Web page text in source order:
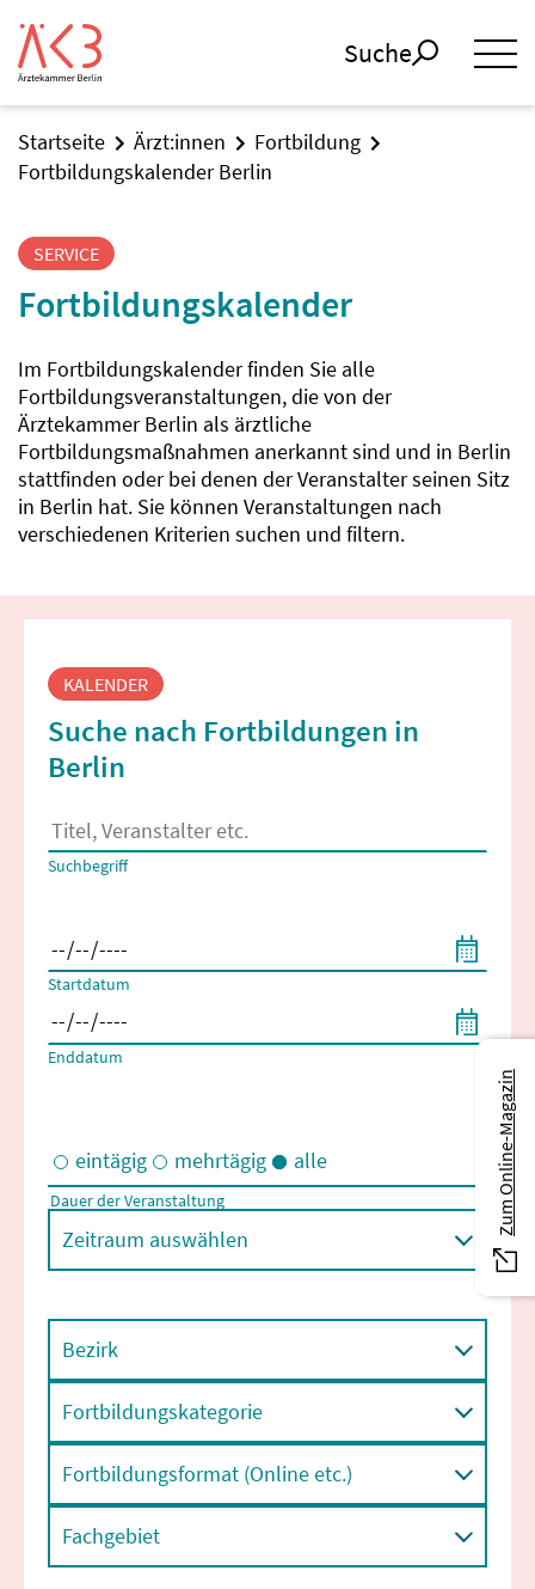
Suche
Startseite Ärzt:innen
Fortbildung
Fortbildungskalender Berlin
SERVICE
Fortbildungskalender
Im Fortbildungskalender finden Sie alle
Fortbildungsveranstaltungen, die von der
Ärztekammer Berlin als ärztliche
Fortbildungsmaßnahmen anerkannt sind und in Berlin
stattfinden oder bei denen der Veranstalter seinen Sitz
in Berlin hat. Sie können Veranstaltungen nach
verschiedenen Kriterien suchen und filtern.
Fortbildungssuche
KALENDER
Suche nach Fortbildungen in
Berlin
Es erscheinen Suchvorschläge, wenn mindestens 2 Zeichen
Suchbegriff
Startdatum
Enddatum
Eintägige und/oder mehrtägige Veranstaltungen
eintägig mehrtägig alle
Dauer der Veranstaltung
Zeitraum auswählen
Bezirk
Fortbildungskategorie
Fortbildungsformat (Online etc.)
Fachgebiet
Zum Online-Magazin